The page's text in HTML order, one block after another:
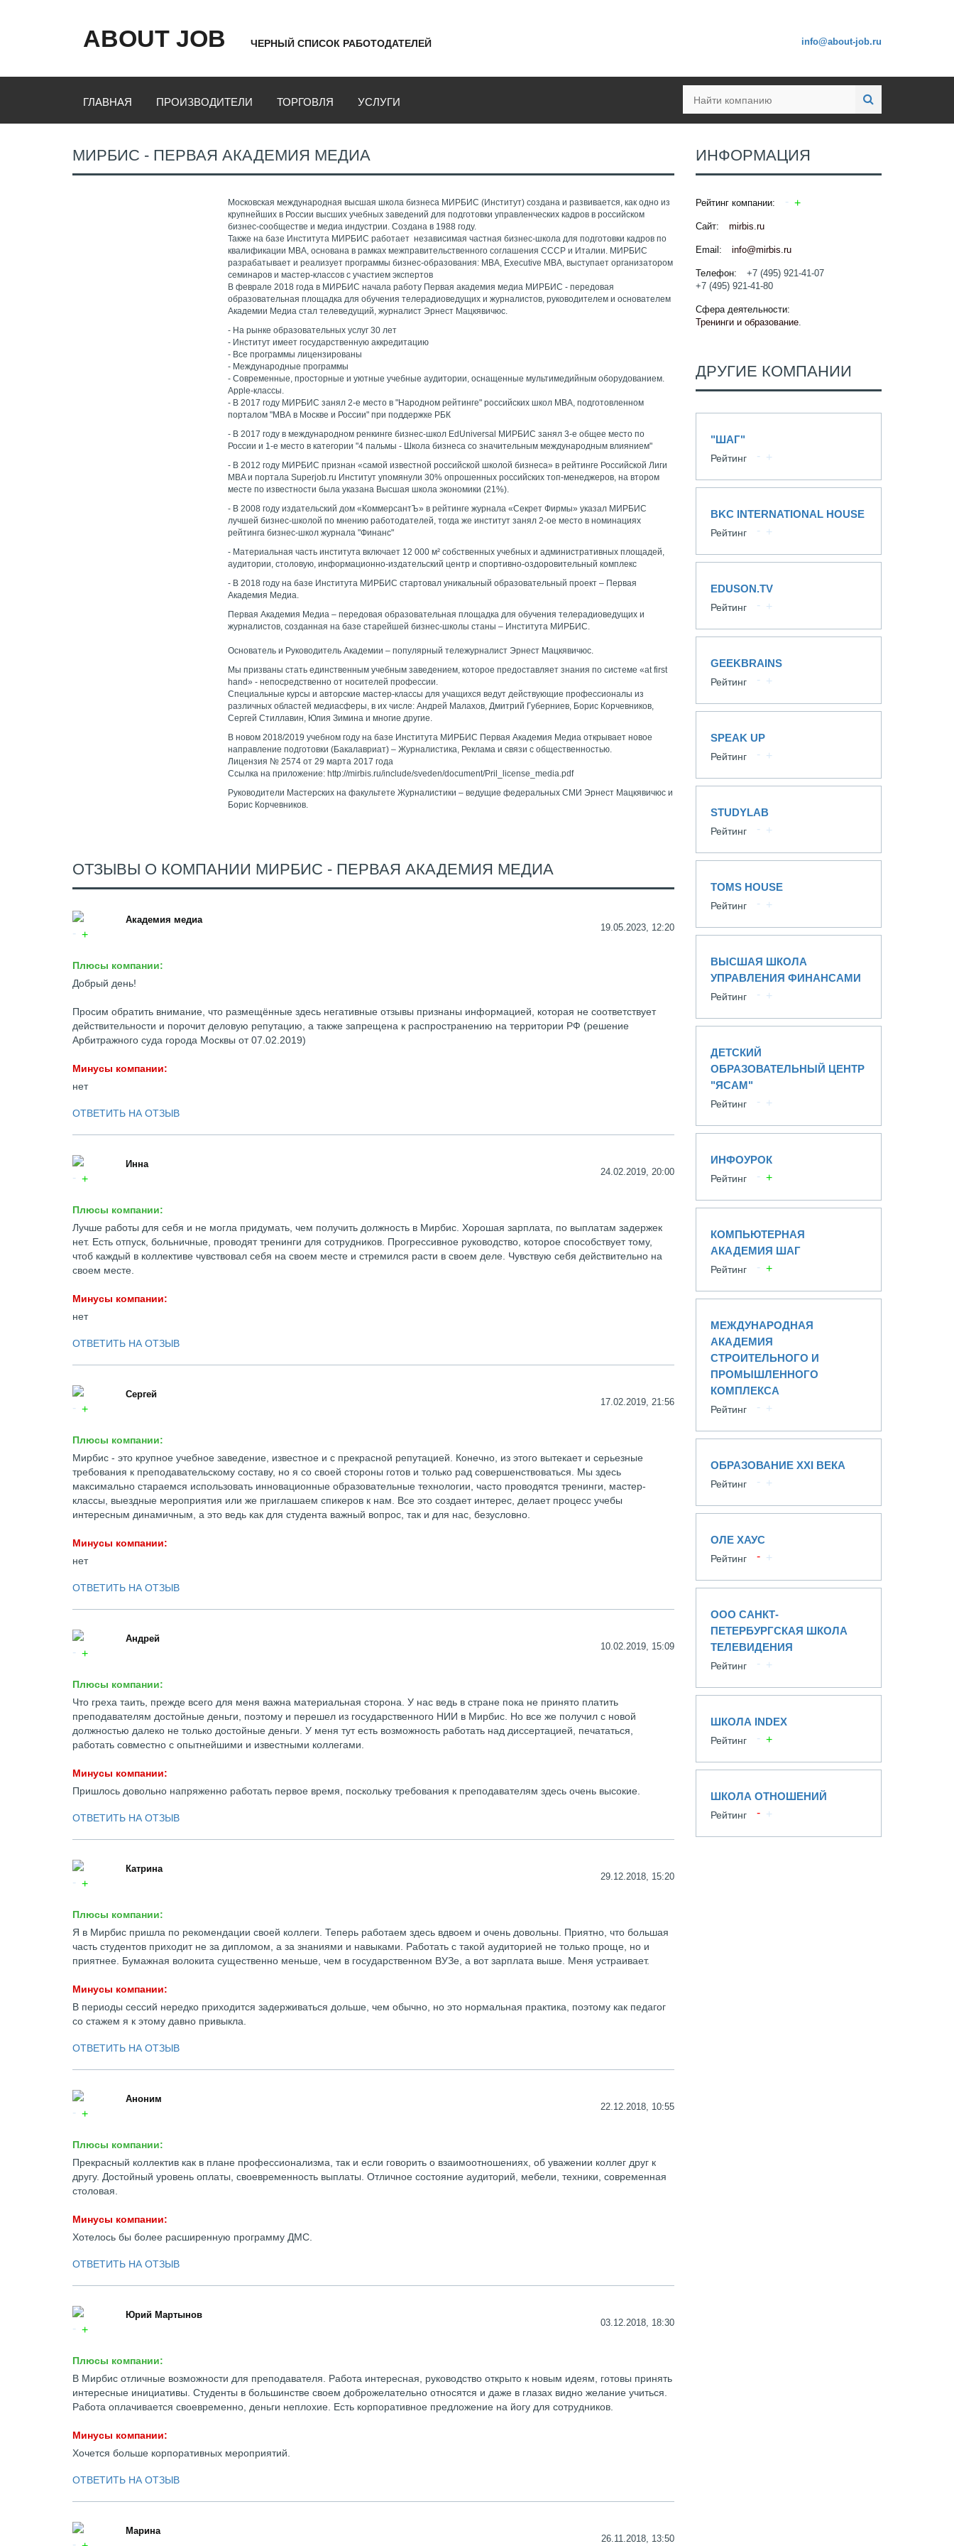
ABOUT JOB ЧЕРНЫЙ СПИСОК РАБОТОДАТЕЛЕЙ info@about-job.ru
ГЛАВНАЯ ПРОИЗВОДИТЕЛИ ТОРГОВЛЯ УСЛУГИ
МИРБИС - ПЕРВАЯ АКАДЕМИЯ МЕДИА
Московская международная высшая школа бизнеса МИРБИС (Институт) создана и развивается, как одно из
крупнейших в России высших учебных заведений для подготовки управленческих кадров в российском
бизнес-сообществе и медиа индустрии. Создана в 1988 году.
Также на базе Института МИРБИС работает независимая частная бизнес-школа для подготовки кадров по
квалификации MBA, основана в рамках межправительственного соглашения СССР и Италии. МИРБИС
разрабатывает и реализует программы бизнес-образования: МВА, Executive MBA, выступает организатором
семинаров и мастер-классов с участием экспертов
В феврале 2018 года в МИРБИС начала работу Первая академия медиа МИРБИС - передовая
образовательная площадка для обучения телерадиоведущих и журналистов, руководителем и основателем
Академии Медиа стал телеведущий, журналист Эрнест Мацкявичюс.
- На рынке образовательных услуг 30 лет
- Институт имеет государственную аккредитацию
- Все программы лицензированы
- Международные программы
- Современные, просторные и уютные учебные аудитории, оснащенные мультимедийным оборудованием.
Apple-классы.
- В 2017 году МИРБИС занял 2-е место в "Народном рейтинге" российских школ МВА, подготовленном
порталом "МВА в Москве и России" при поддержке РБК
- В 2017 году в международном ренкинге бизнес-школ EdUniversal МИРБИС занял 3-е общее место по
России и 1-е место в категории "4 пальмы - Школа бизнеса со значительным международным влиянием"
- В 2012 году МИРБИС признан «самой известной российской школой бизнеса» в рейтинге Российской Лиги
MBA и портала Superjob.ru Институт упомянули 30% опрошенных российских топ-менеджеров, на втором
месте по известности была указана Высшая школа экономики (21%).
- В 2008 году издательский дом «КоммерсантЪ» в рейтинге журнала «Секрет Фирмы» указал МИРБИС
лучшей бизнес-школой по мнению работодателей, тогда же институт занял 2-ое место в номинациях
рейтинга бизнес-школ журнала "Финанс"
- Материальная часть института включает 12 000 м² собственных учебных и административных площадей,
аудитории, столовую, информационно-издательский центр и спортивно-оздоровительный комплекс
- В 2018 году на базе Института МИРБИС стартовал уникальный образовательный проект – Первая
Академия Медиа.
Первая Академия Медиа – передовая образовательная площадка для обучения телерадиоведущих и
журналистов, созданная на базе старейшей бизнес-школы станы – Института МИРБИС.
Основатель и Руководитель Академии – популярный тележурналист Эрнест Мацкявичюс.
Мы призваны стать единственным учебным заведением, которое предоставляет знания по системе «at first
hand» - непосредственно от носителей профессии.
Специальные курсы и авторские мастер-классы для учащихся ведут действующие профессионалы из
различных областей медиасферы, в их числе: Андрей Малахов, Дмитрий Губерниев, Борис Корчевников,
Сергей Стиллавин, Юлия Зимина и многие другие.
В новом 2018/2019 учебном году на базе Института МИРБИС Первая Академия Медиа открывает новое
направление подготовки (Бакалавриат) – Журналистика, Реклама и связи с общественностью.
Лицензия № 2574 от 29 марта 2017 года
Ссылка на приложение: http://mirbis.ru/include/sveden/document/Pril_license_media.pdf
Руководители Мастерских на факультете Журналистики – ведущие федеральных СМИ Эрнест Мацкявичюс и
Борис Корчевников.
ОТЗЫВЫ О КОМПАНИИ МИРБИС - ПЕРВАЯ АКАДЕМИЯ МЕДИА
Академия медиа
19.05.2023, 12:20
Плюсы компании:
Добрый день!
Просим обратить внимание, что размещённые здесь негативные отзывы признаны информацией, которая не соответствует
действительности и порочит деловую репутацию, а также запрещена к распространению на территории РФ (решение
Арбитражного суда города Москвы от 07.02.2019)
Минусы компании:
нет
ОТВЕТИТЬ НА ОТЗЫВ
Инна
24.02.2019, 20:00
Плюсы компании:
Лучше работы для себя и не могла придумать, чем получить должность в Мирбис. Хорошая зарплата, по выплатам задержек
нет. Есть отпуск, больничные, проводят тренинги для сотрудников. Прогрессивное руководство, которое способствует тому,
чтоб каждый в коллективе чувствовал себя на своем месте и стремился расти в своем деле. Чувствую себя действительно на
своем месте.
Минусы компании:
нет
ОТВЕТИТЬ НА ОТЗЫВ
Сергей
17.02.2019, 21:56
Плюсы компании:
Мирбис - это крупное учебное заведение, известное и с прекрасной репутацией. Конечно, из этого вытекает и серьезные
требования к преподавательскому составу, но я со своей стороны готов и только рад совершенствоваться. Мы здесь
максимально стараемся использовать инновационные образовательные технологии, часто проводятся тренинги, мастер-
классы, выездные мероприятия или же приглашаем спикеров к нам. Все это создает интерес, делает процесс учебы
интересным динамичным, а это ведь как для студента важный вопрос, так и для нас, безусловно.
Минусы компании:
нет
ОТВЕТИТЬ НА ОТЗЫВ
Андрей
10.02.2019, 15:09
Плюсы компании:
Что греха таить, прежде всего для меня важна материальная сторона. У нас ведь в стране пока не принято платить
преподавателям достойные деньги, поэтому и перешел из государственного НИИ в Мирбис. Но все же получил с новой
должностью далеко не только достойные деньги. У меня тут есть возможность работать над диссертацией, печататься,
работать совместно с опытнейшими и известными коллегами.
Минусы компании:
Пришлось довольно напряженно работать первое время, поскольку требования к преподавателям здесь очень высокие.
ОТВЕТИТЬ НА ОТЗЫВ
Катрина
29.12.2018, 15:20
Плюсы компании:
Я в Мирбис пришла по рекомендации своей коллеги. Теперь работаем здесь вдвоем и очень довольны. Приятно, что большая
часть студентов приходит не за дипломом, а за знаниями и навыками. Работать с такой аудиторией не только проще, но и
приятнее. Бумажная волокита существенно меньше, чем в государственном ВУЗе, а вот зарплата выше. Меня устраивает.
Минусы компании:
В периоды сессий нередко приходится задерживаться дольше, чем обычно, но это нормальная практика, поэтому как педагог
со стажем я к этому давно привыкла.
ОТВЕТИТЬ НА ОТЗЫВ
Аноним
22.12.2018, 10:55
Плюсы компании:
Прекрасный коллектив как в плане профессионализма, так и если говорить о взаимоотношениях, об уважении коллег друг к
другу. Достойный уровень оплаты, своевременность выплаты. Отличное состояние аудиторий, мебели, техники, современная
столовая.
Минусы компании:
Хотелось бы более расширенную программу ДМС.
ОТВЕТИТЬ НА ОТЗЫВ
Юрий Мартынов
03.12.2018, 18:30
Плюсы компании:
В Мирбис отличные возможности для преподавателя. Работа интересная, руководство открыто к новым идеям, готовы принять
интересные инициативы. Студенты в большинстве своем доброжелательно относятся и даже в глазах видно желание учиться.
Работа оплачивается своевременно, деньги неплохие. Есть корпоративное предложение на йогу для сотрудников.
Минусы компании:
Хочется больше корпоративных мероприятий.
ОТВЕТИТЬ НА ОТЗЫВ
Марина
26.11.2018, 13:50
ИНФОРМАЦИЯ
Рейтинг компании:
Сайт: mirbis.ru
Email: info@mirbis.ru
Телефон:
+7 (495) 921-41-07
+7 (495) 921-41-80
Сфера деятельности:
Тренинги и образование.
ДРУГИЕ КОМПАНИИ
"ШАГ"
Рейтинг
BKC INTERNATIONAL HOUSE
Рейтинг
EDUSON.TV
Рейтинг
GEEKBRAINS
Рейтинг
SPEAK UP
Рейтинг
STUDYLAB
Рейтинг
TOMS HOUSE
Рейтинг
ВЫСШАЯ ШКОЛА
УПРАВЛЕНИЯ ФИНАНСАМИ
Рейтинг
ДЕТСКИЙ
ОБРАЗОВАТЕЛЬНЫЙ ЦЕНТР
"ЯСАМ"
Рейтинг
ИНФОУРОК
Рейтинг
КОМПЬЮТЕРНАЯ
АКАДЕМИЯ ШАГ
Рейтинг
МЕЖДУНАРОДНАЯ
АКАДЕМИЯ
СТРОИТЕЛЬНОГО И
ПРОМЫШЛЕННОГО
КОМПЛЕКСА
Рейтинг
ОБРАЗОВАНИЕ XXI ВЕКА
Рейтинг
ОЛЕ ХАУС
Рейтинг
ООО САНКТ-
ПЕТЕРБУРГСКАЯ ШКОЛА
ТЕЛЕВИДЕНИЯ
Рейтинг
ШКОЛА INDEX
Рейтинг
ШКОЛА ОТНОШЕНИЙ
Рейтинг